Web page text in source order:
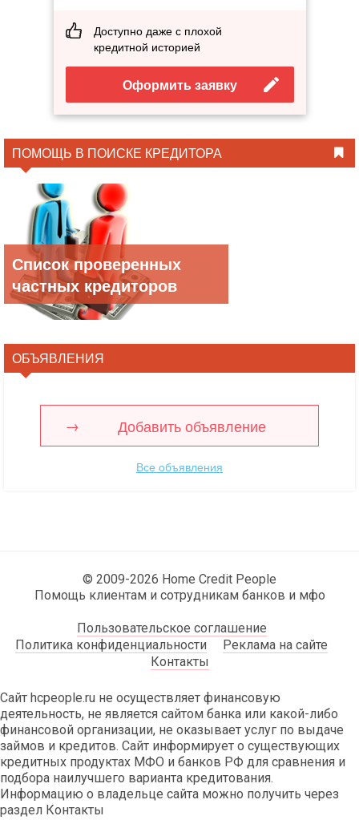
Доступно даже с плохой
кредитной историей
Оформить заявку
ПОМОЩЬ В ПОИСКЕ КРЕДИТОРА
Список проверенных
частных кредиторов
ОБЪЯВЛЕНИЯ
Добавить объявление
Все объявления
© 2009-2026 Home Credit People
Помощь клиентам и сотрудникам банков и мфо
Пользовательское соглашение
Политика конфиденциальности
Реклама на сайте
Контакты
Сайт hcpeople.ru не осуществляет финансовую
деятельность, не является сайтом банка или какой-либо
финансовой организации, не оказывает услуг по выдаче
займов и кредитов. Сайт информирует о существующих
кредитных продуктах МФО и банков РФ для сравнения и
подбора наилучшего варианта кредитования.
Информацию о владельце сайта можно получить через
раздел Контакты